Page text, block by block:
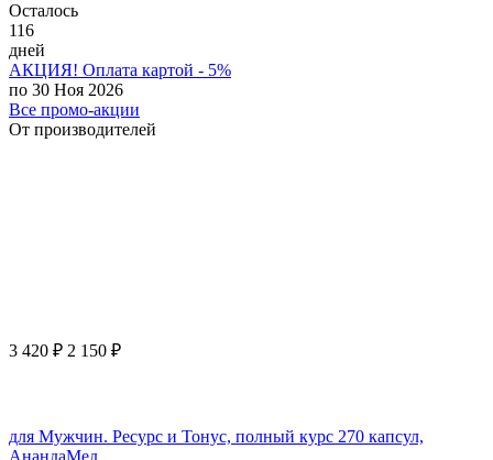
Осталось
116
дней
АКЦИЯ! Оплата картой - 5%
по 30 Ноя 2026
Все промо-акции
От производителей
3 420 ₽ 2 150 ₽
для Мужчин. Ресурс и Тонус, полный курс 270 капсул,
АнандаМед